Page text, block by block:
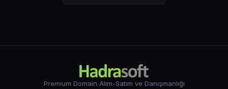
Premium Domain Alım-Satım ve Danışmanlığı